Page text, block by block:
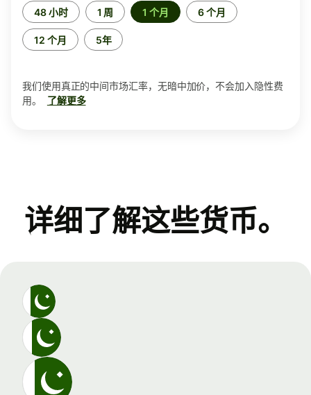
时
间
段
48 小时 1 周 1 个月 6 个月
12 个月 5年
我们使用真正的中间市场汇率，无暗中加价，不会加入隐性费
用。
了解更多
详细了解这些货币。